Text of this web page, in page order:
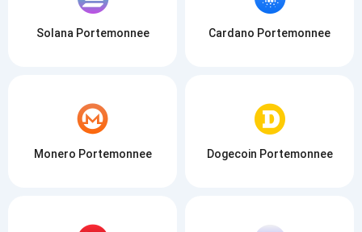
Solana Portemonnee Cardano Portemonnee
Monero Portemonnee Dogecoin Portemonnee